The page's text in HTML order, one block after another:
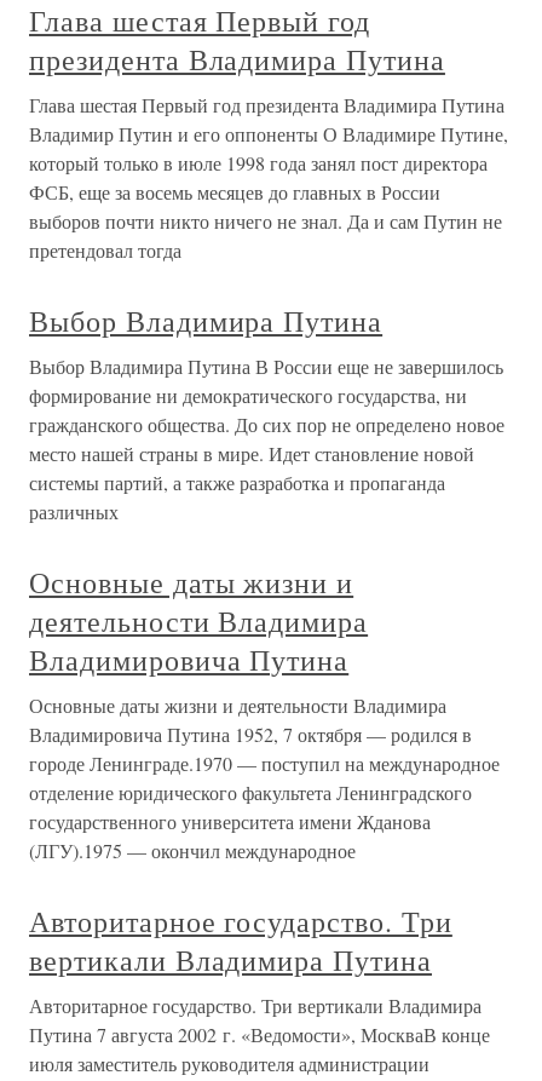
Глава шестая Первый год
президента Владимира Путина
Глава шестая Первый год президента Владимира Путина
Владимир Путин и его оппоненты О Владимире Путине,
который только в июле 1998 года занял пост директора
ФСБ, еще за восемь месяцев до главных в России
выборов почти никто ничего не знал. Да и сам Путин не
претендовал тогда
Выбор Владимира Путина
Выбор Владимира Путина В России еще не завершилось
формирование ни демократического государства, ни
гражданского общества. До сих пор не определено новое
место нашей страны в мире. Идет становление новой
системы партий, а также разработка и пропаганда
различных
Основные даты жизни и
деятельности Владимира
Владимировича Путина
Основные даты жизни и деятельности Владимира
Владимировича Путина 1952, 7 октября — родился в
городе Ленинграде.1970 — поступил на международное
отделение юридического факультета Ленинградского
государственного университета имени Жданова
(ЛГУ).1975 — окончил международное
Авторитарное государство. Три
вертикали Владимира Путина
Авторитарное государство. Три вертикали Владимира
Путина 7 августа 2002 г. «Ведомости», МоскваВ конце
июля заместитель руководителя администрации